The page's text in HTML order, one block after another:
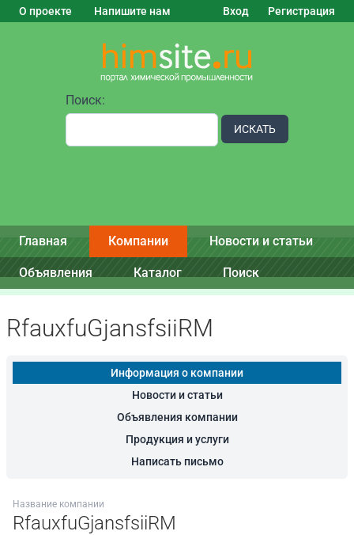
О проекте Напишите нам Вход Регистрация
Поиск:
ИСКАТЬ
Главная Компании Новости и статьи
Объявления Каталог Поиск
RfauxfuGjansfsiiRM
Информация о компании
Новости и статьи
Объявления компании
Продукция и услуги
Написать письмо
Название компании
RfauxfuGjansfsiiRM